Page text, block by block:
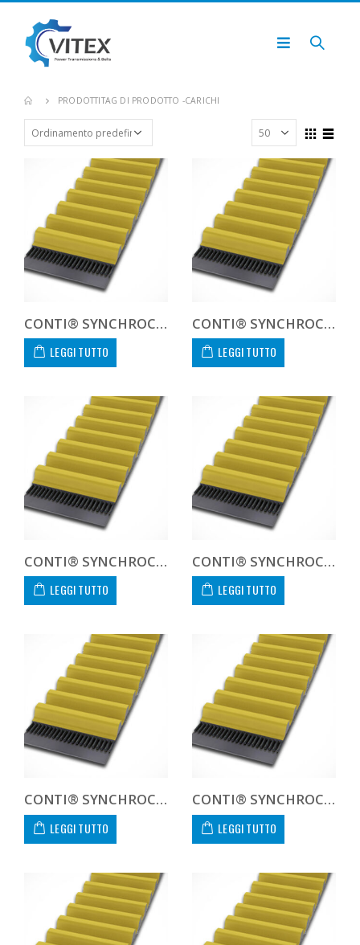
PRODOTTITAG DI PRODOTTO -CARICHI
CONTI® SYNCHROCHAIN CARBON CTD 14M 994 20 C
LEGGI TUTTO
CONTI® SYNCHROCHAIN CARBON CTD 14M 994 37 C
LEGGI TUTTO
CONTI® SYNCHROCHAIN CARBON CTD 14M 994 68 C
LEGGI TUTTO
CONTI® SYNCHROCHAIN CARBON CTD 14M 994 90 C
LEGGI TUTTO
CONTI® SYNCHROCHAIN CARBON CTD 14M 994 125 C
LEGGI TUTTO
CONTI® SYNCHROCHAIN CARBON CTD 14M 994 450 C CUSTOM
LEGGI TUTTO